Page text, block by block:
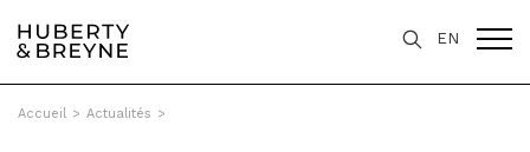
EN
Accueil > Actualités >